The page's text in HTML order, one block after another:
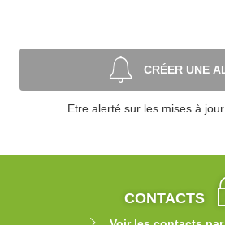
CRÉER UNE
Etre alerté sur les mises à
CONTACTS